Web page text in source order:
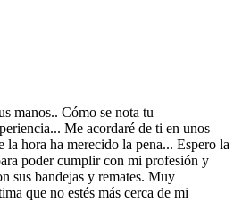
manos.. Cómo se nota tu
Me acordaré de ti en unos
la hora ha merecido la pena... Espero la
poder cumplir con mi profesión y
sus bandejas y remates. Muy
que no estés más cerca de mi